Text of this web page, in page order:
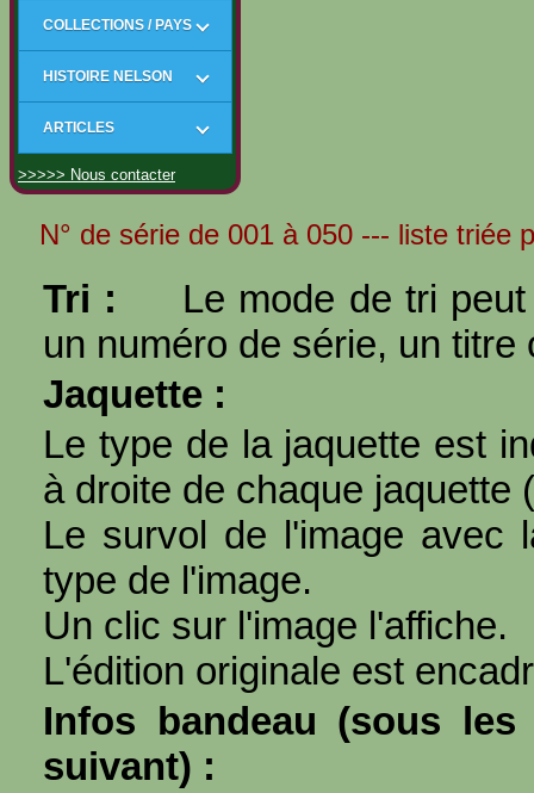
COLLECTIONS / PAYS
HISTOIRE NELSON
ARTICLES
>>>>> Nous contacter
N° de série de 001 à 050 --- liste triée
Tri :
Le mode de tri
un numéro de série, un titre
Jaquette :
Le type de la jaquette est
à droite de chaque jaquette (
Le survol de l'image avec
type de l'image.
Un clic sur l'image l'affiche.
L'édition originale est
Infos bandeau (sous
suivant) :